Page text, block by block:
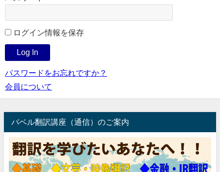
ログイン情報を保存
パスワードをお忘れですか？
会員について
バベル翻訳講座（通信）のご案内